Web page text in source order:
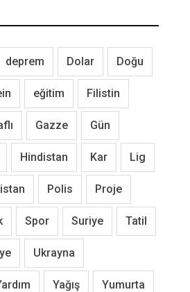
deprem Dolar Doğu
eğitim Filistin
Gazze Gün
Hindistan Kar Lig
Polis Proje
Spor Suriye Tatil
Ukrayna
Yağış Yumurta